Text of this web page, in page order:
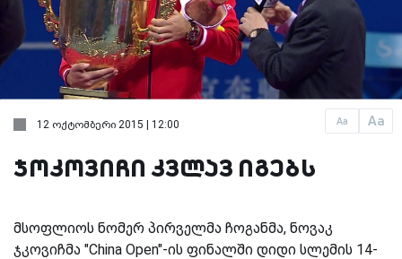
Aa Aa
12 ოქტომბერი 2015 | 12:00
ჯოკოვიჩი კვლავ იგებს
მსოფლიოს ნომერ პირველმა ჩოგანმა, ნოვაკ
ჯკოვიჩმა "China Open"-ის ფინალში დიდი სლემის 14-